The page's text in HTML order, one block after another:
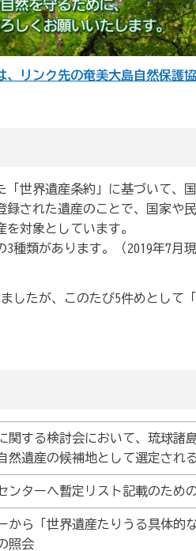
リンク先の奄美大島自然保護
世界遺産条約」に基づいて、
録された遺産のことで、国家や
対象としています。
種類があります。（2019年7月
したが、このたび5件めとして
関する検討会において、琉球諸
然遺産の候補地として選定される
ンターへ暫定リスト記載のため
から「世界遺産たりうる具体的
照会